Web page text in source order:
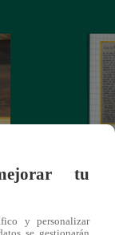
tu
y personalizar